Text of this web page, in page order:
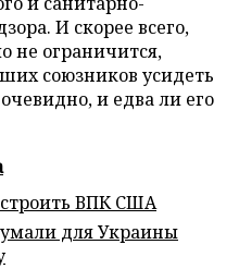
И скорее всего,
не ограничится,
союзников усидеть
и едва ли его
ВПК США
для Украины